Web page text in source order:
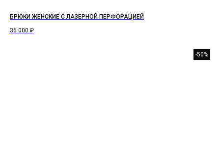
БРЮКИ ЖЕНСКИЕ С ЛАЗЕРНОЙ ПЕРФОРАЦИЕЙ
36 000 ₽
-50%